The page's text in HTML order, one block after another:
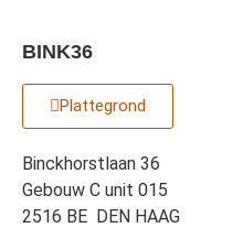
BINK36
Plattegrond
Binckhorstlaan 36
Gebouw C unit 015
2516 BE DEN HAAG